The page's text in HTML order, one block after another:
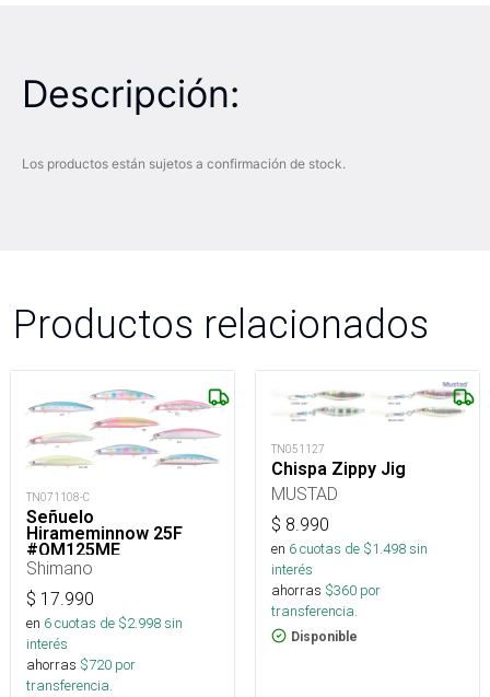
Descripción:
Los productos están sujetos a confirmación de stock.
Productos relacionados
TN071108-C
Señuelo
Hirameminnow 25F
#OM125ME
Shimano
$ 17.990
en 6cuotas de $2.998sin
interés
ahorras $720 por
transferencia.
TN051127
Chispa Zippy Jig
MUSTAD
$ 8.990
en 6cuotas de $1.498sin
interés
ahorras $360 por
transferencia.
Disponible